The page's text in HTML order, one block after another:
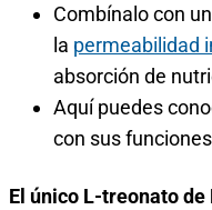
Combínalo con
la permeabilidad
absorción de
Aquí puedes
con sus
El único L-treonato